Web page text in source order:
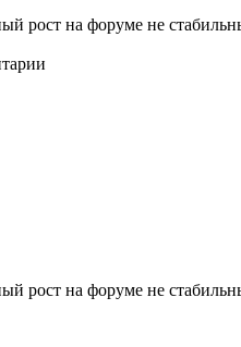
рост на форуме не
рост на форуме не